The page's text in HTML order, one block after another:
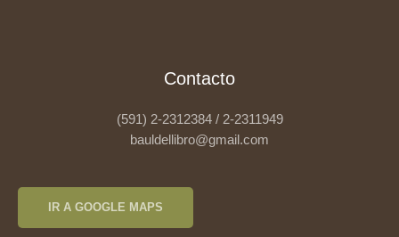
Contacto
(591) 2-2312384 / 2-2311949
bauldellibro@gmail.com
IR A GOOGLE MAPS